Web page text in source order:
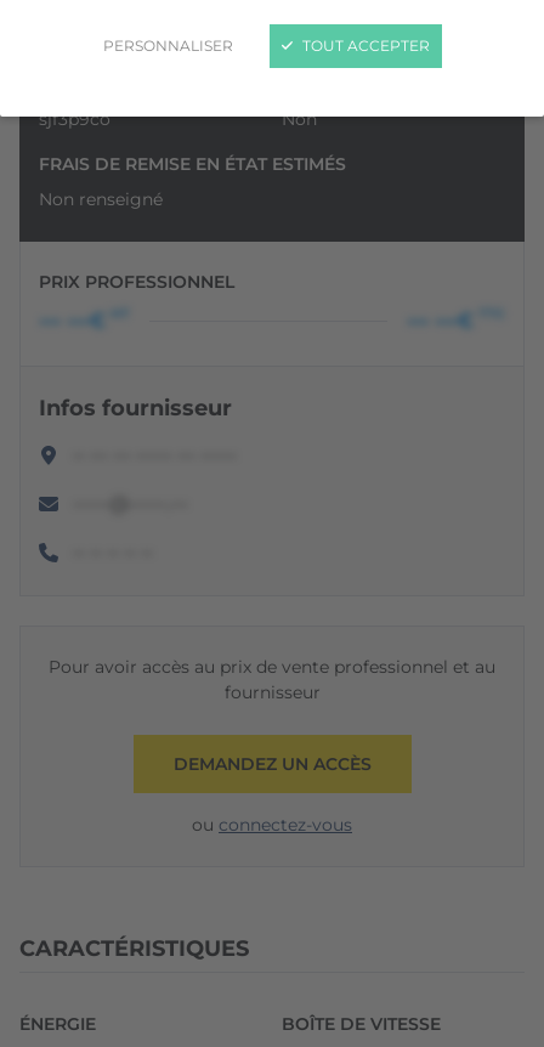
PERSONNALISER TOUT ACCEPTER
sjf3p9co
Non
FRAIS DE REMISE EN ÉTAT ESTIMÉS
Non renseigné
PRIX PROFESSIONNEL
••• •••€ ••• •••€
Infos fournisseur
Pour avoir accès au prix de vente professionnel et au
fournisseur
DEMANDEZ UN ACCÈS
ou connectez-vous
CARACTÉRISTIQUES
ÉNERGIE
BOÎTE DE VITESSE